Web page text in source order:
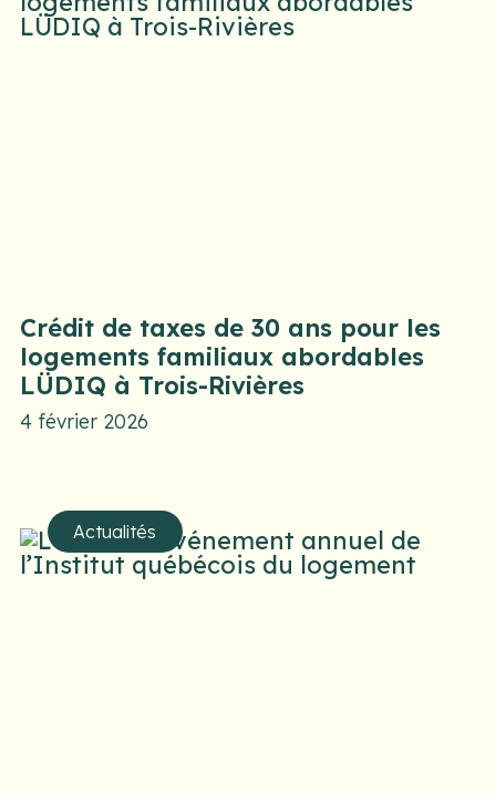
Crédit de taxes de 30 ans pour les
logements familiaux abordables
LÜDIQ à Trois-Rivières
4 février 2026
Actualités